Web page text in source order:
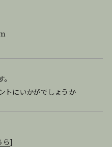
トにいかがでしょうか
ら]